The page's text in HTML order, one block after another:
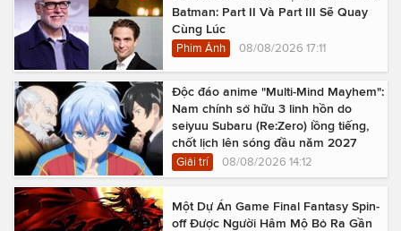
Batman: Part II Và Part III Sẽ Quay
Cùng Lúc
Phim Ảnh 08/08/2026 17:11
Độc đáo anime "Multi-Mind Mayhem":
Nam chính sở hữu 3 linh hồn do
seiyuu Subaru (Re:Zero) lồng tiếng,
chốt lịch lên sóng đầu năm 2027
Giải trí 08/08/2026 14:12
Một Dự Án Game Final Fantasy Spin-
off Được Người Hâm Mộ Bỏ Ra Gần